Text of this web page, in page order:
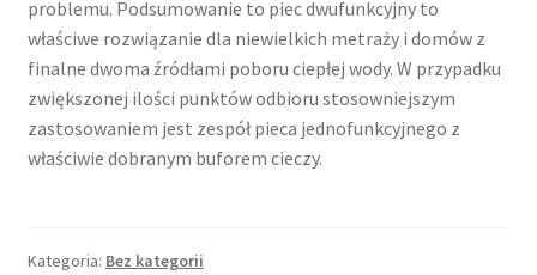
problemu. Podsumowanie to piec dwufunkcyjny to
właściwe rozwiązanie dla niewielkich metraży i domów z
finalne dwoma źródłami poboru ciepłej wody. W przypadku
zwiększonej ilości punktów odbioru stosowniejszym
zastosowaniem jest zespół pieca jednofunkcyjnego z
właściwie dobranym buforem cieczy.
Kategoria: Bez kategorii